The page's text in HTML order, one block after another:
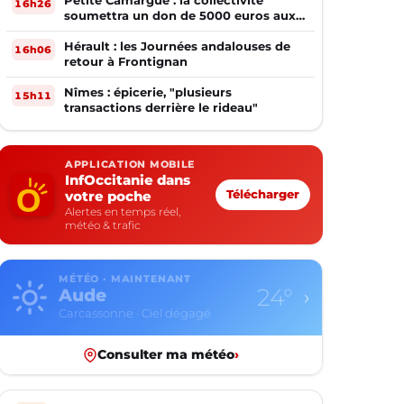
16h26
soumettra un don de 5000 euros aux
sinistrés de la Gironde
16h06
Hérault : les Journées andalouses de
retour à Frontignan
15h11
Nîmes : épicerie, "plusieurs
transactions derrière le rideau"
APPLICATION MOBILE
InfOccitanie dans
votre poche
Alertes en temps réel,
météo & trafic
Télécharger
MÉTÉO · MAINTENANT
Aveyron
Rodez · Ciel dégagé
17° ›
Consulter ma météo›